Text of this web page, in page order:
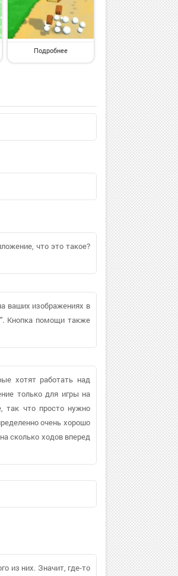
Подробнее
что это такое?
ваших изображениях в
Кнопка помощи также
хотят работать над
только для игры на
так что просто нужно
очень хорошо
сколько ходов вперед
из них. Значит, где-то